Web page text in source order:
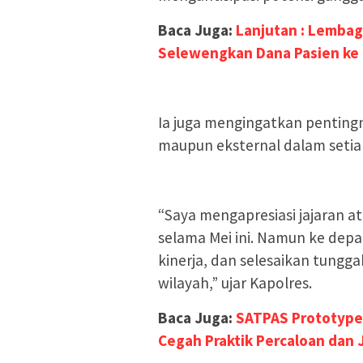
Baca Juga: Lanjutan :
Selewengkan Dana Pasien
Ia juga mengingatkan
maupun eksternal dalam
“Saya mengapresiasi jajaran
selama Mei ini. Namun ke
kinerja, dan selesaikan
wilayah,” ujar Kapolres.
Baca Juga: SATPAS
Cegah Praktik Percaloan dan